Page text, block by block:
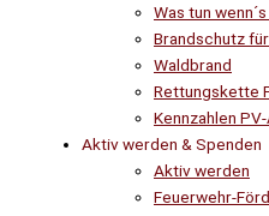
Was tun
Brandschutz
Waldbrand
Rettungskette
Kennzahlen
Aktiv werden & Spenden
Aktiv werden
Feuerwehr-